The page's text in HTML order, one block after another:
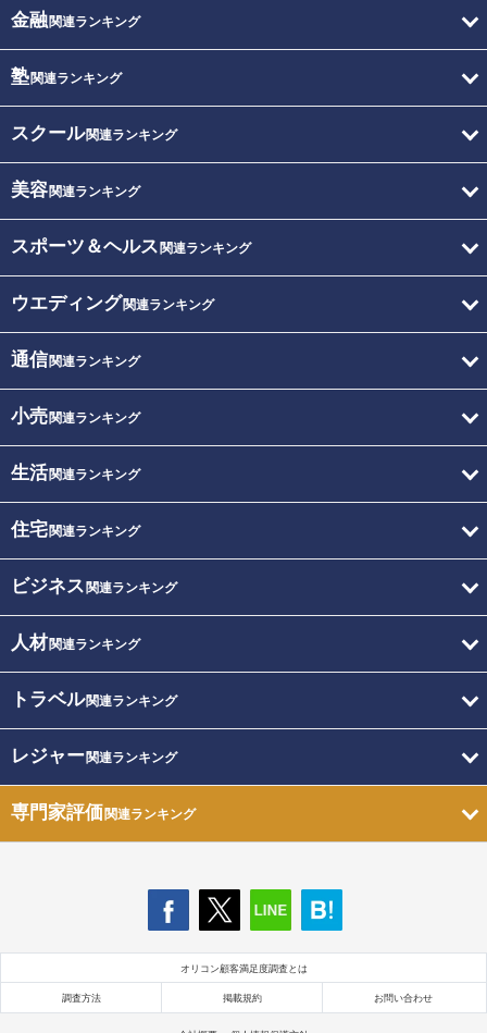
金融関連ランキング
塾関連ランキング
スクール関連ランキング
美容関連ランキング
スポーツ＆ヘルス 関連ランキング
ウエディング関連ランキング
通信関連ランキング
小売関連ランキング
生活関連ランキング
住宅関連ランキング
ビジネス 関連ランキング
人材関連ランキング
トラベル関連ランキング
レジャー関連ランキング
専門家評価関連ランキング
オリコン顧客満足度調査とは
調査方法 掲載規約 お問い合わせ